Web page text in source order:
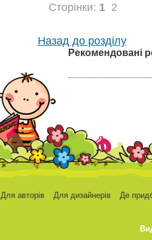
Сторінки: 1 2
Назад до розділу
Рекомендовані
Для авторів Для дизайнерів Де